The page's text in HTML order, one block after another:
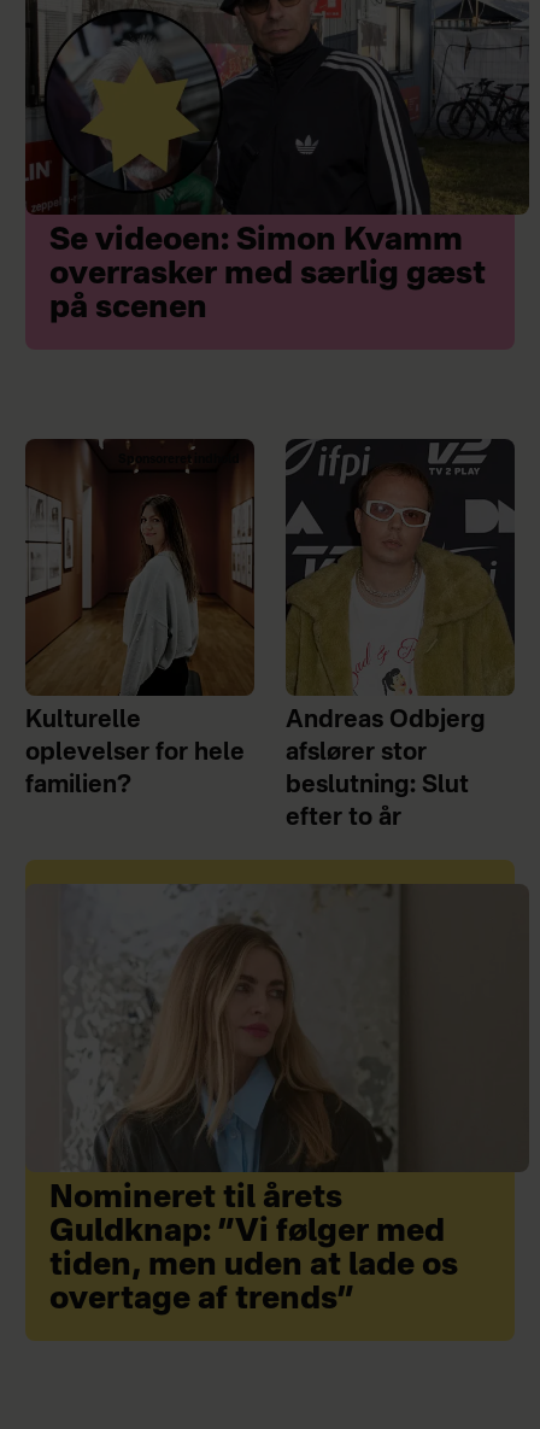
Se videoen: Simon Kvamm
overrasker med særlig gæst
på scenen
Sponsoreret indhold
Kulturelle
oplevelser for hele
familien?
Andreas Odbjerg
afslører stor
beslutning: Slut
efter to år
Nomineret til årets
Guldknap: ”Vi følger med
tiden, men uden at lade os
overtage af trends”